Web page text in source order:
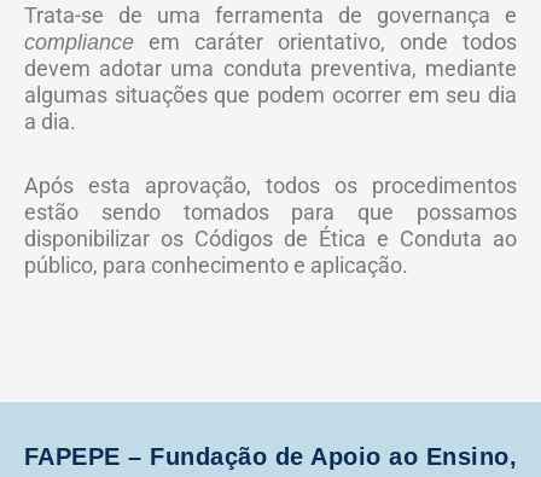
Trata-se de uma ferramenta de governança e
compliance em caráter orientativo, onde todos
devem adotar uma conduta preventiva, mediante
algumas situações que podem ocorrer em seu dia
a dia.
Após esta aprovação, todos os procedimentos
estão sendo tomados para que possamos
disponibilizar os Códigos de Ética e Conduta ao
público, para conhecimento e aplicação.
FAPEPE – Fundação de Apoio ao Ensino,